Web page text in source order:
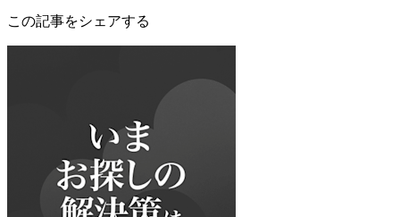
この記事をシェアする